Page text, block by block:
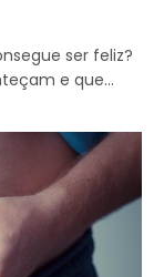
ser feliz?
e que…